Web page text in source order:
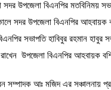
সদর উপজেলা বিএনপির মতবিনিময়
সদর উপজেলা বিএনপির
সভাপতি হাবিবুর রহমান হাবুর
উপজেলা বিএনপির আহবায়ক
সম্পাদক আঃ মজিদ এর সঞ্চালনায়